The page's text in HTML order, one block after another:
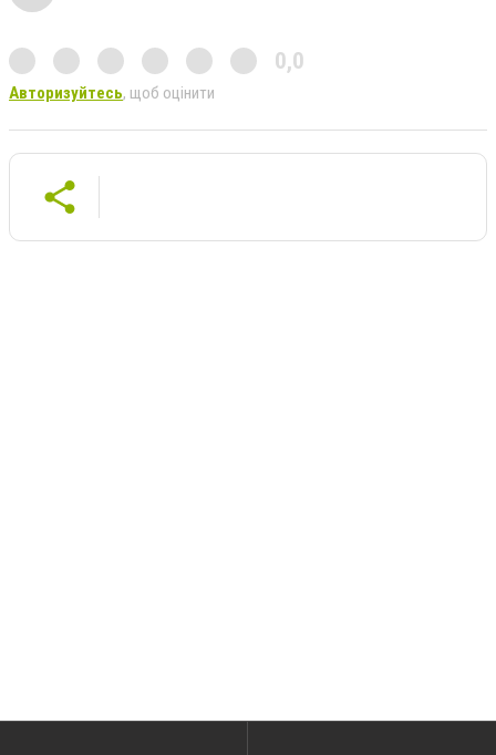
0,0
Авторизуйтесь, щоб оцінити